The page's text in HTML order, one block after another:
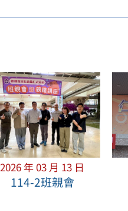
2026 年 03 月 13 日
114-2班親會